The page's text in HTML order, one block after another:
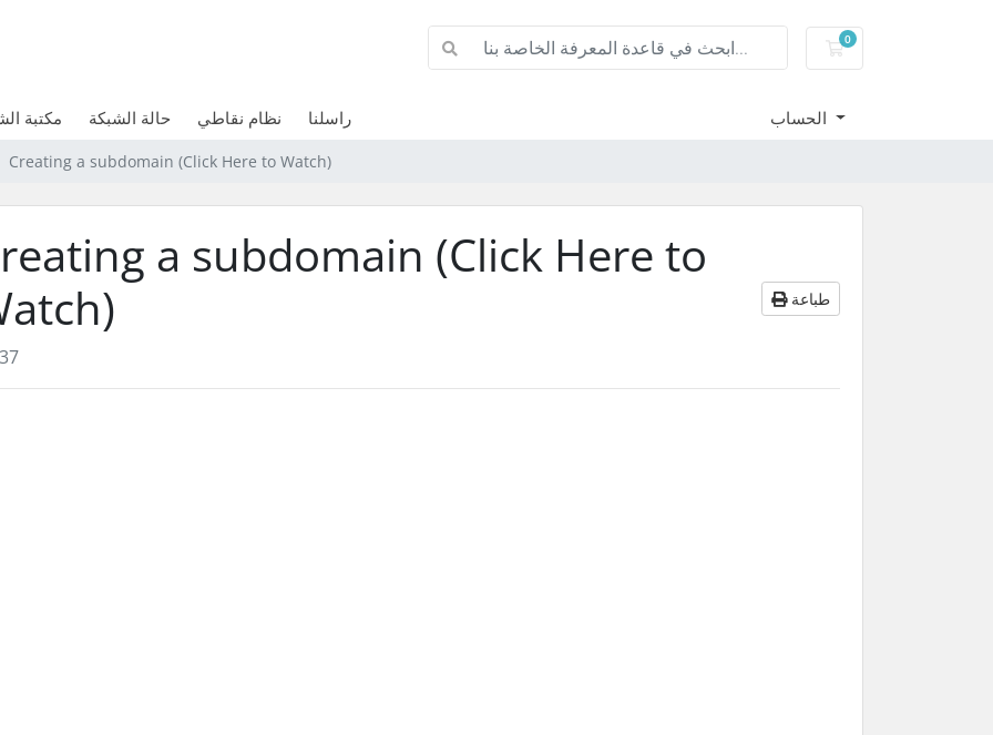
0
عربة التسوق
مكتبة حالة الشبكة نظام نقاطي راسلنا
Creating a subdomain (Click Here to Watch)
a subdomain (Click Here to
طباعة
37